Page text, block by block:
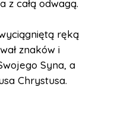
z całą odwagą.
ręką
znaków i
Syna, a
Chrystusa.